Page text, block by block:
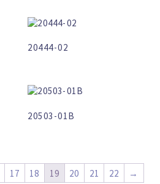
20444-02
20503-01B
17 18 19 20 21 22 →